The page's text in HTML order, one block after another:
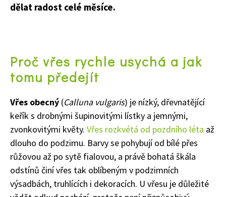
dělat radost celé měsíce.
Proč vřes rychle usychá a jak
tomu předejít
Vřes obecný (Calluna vulgaris) je nízký, dřevnatějící
keřík s drobnými šupinovitými lístky a jemnými,
zvonkovitými květy. Vřes rozkvétá od pozdního léta až
dlouho do podzimu. Barvy se pohybují od bílé přes
růžovou až po sytě fialovou, a právě bohatá škála
odstínů činí vřes tak oblíbeným v podzimních
výsadbách, truhlících i dekoracích. U vřesu je důležité